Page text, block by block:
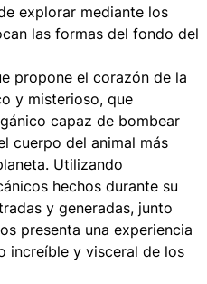
explorar mediante los
las formas del fondo del
propone el corazón de la
y misterioso, que
capaz de bombear
cuerpo del animal más
Utilizando
hechos durante su
y generadas, junto
presenta una experiencia
increíble y visceral de los